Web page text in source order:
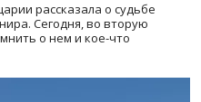
рассказала о судьбе
Сегодня, во вторую
о нем и кое-что